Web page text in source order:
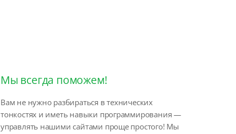
Мы всегда поможем!
Вам не нужно разбираться в технических
тонкостях и иметь навыки программирования —
управлять нашими сайтами проще простого! Мы